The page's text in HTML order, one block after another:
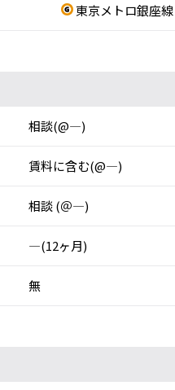
東京メトロ銀座
相談(@―)
賃料に含む(@―)
相談 (＠―)
―(12ヶ月)
無